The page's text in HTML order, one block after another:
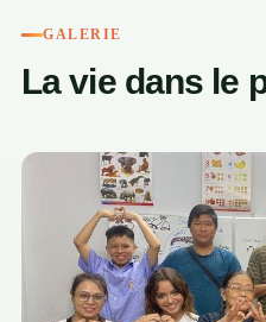
GALERIE
La vie dans le